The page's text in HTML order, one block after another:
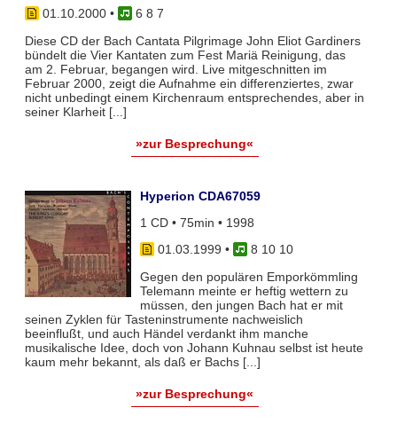
01.10.2000•
6 8 7
Diese CD der Bach Cantata Pilgrimage John Eliot Gardiners
bündelt die Vier Kantaten zum Fest Mariä Reinigung, das
am 2. Februar, begangen wird. Live mitgeschnitten im
Februar 2000, zeigt die Aufnahme ein differenziertes, zwar
nicht unbedingt einem Kirchenraum entsprechendes, aber in
seiner Klarheit [...]
»zur Besprechung«
Hyperion CDA67059
1 CD • 75min • 1998
01.03.1999 •
8 10 10
Gegen den populären Emporkömmling
Telemann meinte er heftig wettern zu
müssen, den jungen Bach hat er mit
seinen Zyklen für Tasteninstrumente nachweislich
beeinflußt, und auch Händel verdankt ihm manche
musikalische Idee, doch von Johann Kuhnau selbst ist heute
kaum mehr bekannt, als daß er Bachs [...]
»zur Besprechung«